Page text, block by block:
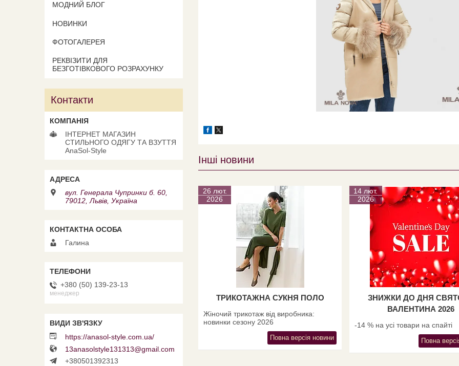
Інші новини
26 лют.
2026
ТРИКОТАЖНА СУКНЯ ПОЛО
Жіночий трикотаж від виробника:
новинки сезону 2026
Повна версія новини
14 лют.
2026
ЗНИЖКИ ДО ДНЯ
ВАЛЕНТИНА 2026
-14 % на усі товари на спайті
Повна
МОДНИЙ БЛОГ
НОВИНКИ
ФОТОГАЛЕРЕЯ
РЕКВІЗИТИ ДЛЯ
БЕЗГОТІВКОВОГО РОЗРАХУНКУ
Контакти
ІНТЕРНЕТ МАГАЗИН
СТИЛЬНОГО ОДЯГУ ТА ВЗУТТЯ
AnaSol-Style
вул. Генерала Чупринки б. 60,
79012, Львів, Україна
Галина
+380 (50) 139-23-13
менеджер
https://anasol-style.com.ua/
13anasolstyle131313@gmail.com
+380501392313